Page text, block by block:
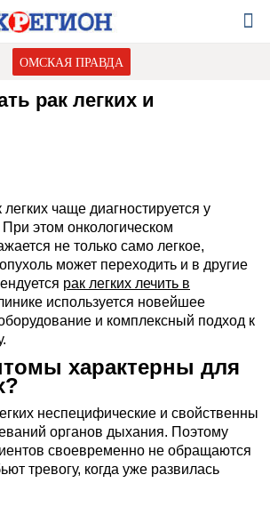
ОМСКАЯ ПРАВДА
рак легких и
легких чаще диагностируется у
этом онкологическом
не только само легкое,
может переходить и в другие
рак легких лечить в
используется новейшее
и комплексный подход к
характерны для
неспецифические и свойственны
органов дыхания. Поэтому
своевременно не обращаются
тревогу, когда уже развилась